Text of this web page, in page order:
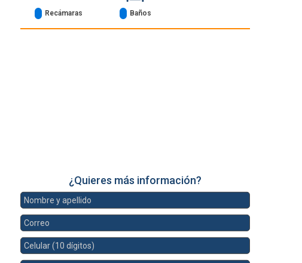
Recámaras Baños
¿Quieres más información?